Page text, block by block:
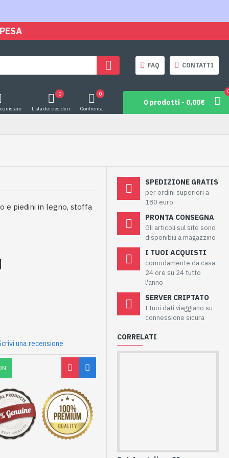
FAQ CONTATTI
Lista dei desideri
0
Confronta
0
0 prodotti - 0,00€
e piedini in legno, stoffa
una recensione
SPEDIZIONE GRATIS
per ordini superiori a
180 euro
PRONTA CONSEGNA
Gli articoli sul sito sono
disponibili a magazzino
I TUOI ACQUISTI
comodamente da casa
24 ore su 24 tutto
l'anno
SERVER CRIPTATO
I tuoi dati viaggiano su
connessione sicura
CORRELATI